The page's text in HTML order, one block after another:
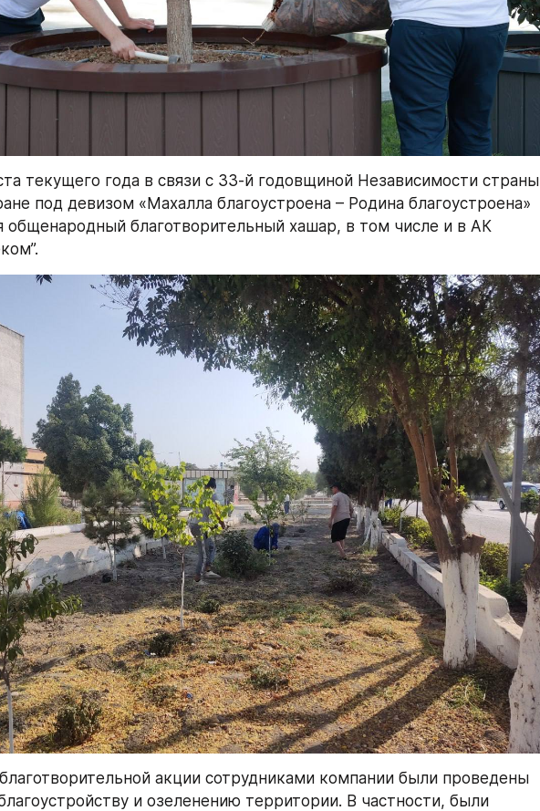
текущего года в связи с 33-й годовщиной Независимости страны
под девизом «Махалла благоустроена – Родина благоустроена»
общенародный благотворительный хашар, в том числе и в АК
акции сотрудниками компании были проведены
и озеленению территории. В частности, были